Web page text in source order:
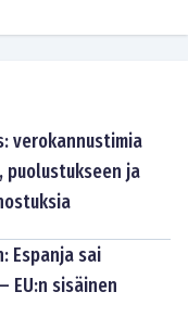
verokannustimia
ja
Espanja sai
EU:n sisäinen